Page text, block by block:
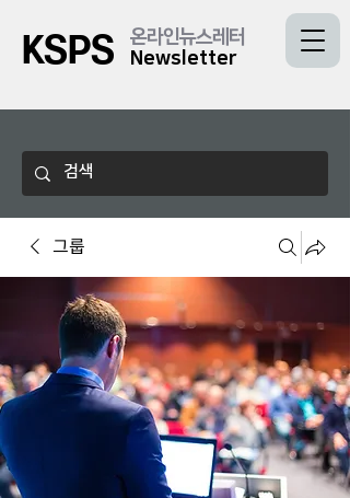
KSPS
온라인뉴스레터
Newsletter
그룹